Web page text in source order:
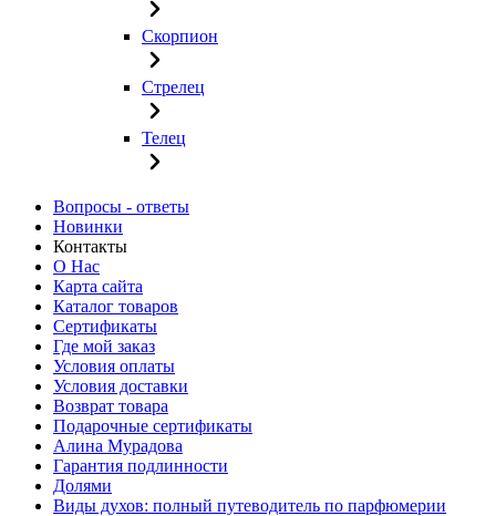
Скорпион
Стрелец
Телец
Вопросы - ответы
Новинки
Контакты
О Нас
Карта сайта
Каталог товаров
Сертификаты
Где мой заказ
Условия оплаты
Условия доставки
Возврат товара
Подарочные сертификаты
Алина Мурадова
Гарантия подлинности
Долями
Виды духов: полный путеводитель по парфюмерии